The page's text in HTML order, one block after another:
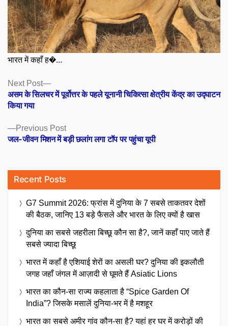
भारत में कहाँ ह�...
Posts
navigation
Previous PostPrevious
post:
जल-जीवन मिशन में बड़ी छलांग लगा टॉप पर पहुंचा यूपी
Next Post
Next
post:
असम के सिलचर में पूर्वोत्तर के पहले यूनानी चिकित्सा क्षेत्रीय केंद्र का उद्घाटन
किया गया
Recent Posts
G7 Summit 2026: फ्रांस में दुनिया के 7 सबसे ताकतवर देशों
की बैठक, जानिए 13 बड़े फैसले और भारत के लिए क्यों है खास
दुनिया का सबसे जहरीला बिच्छू कौन सा है?, जानें कहाँ पाए जाते हैं
सबसे ज्यादा बिच्छू
भारत में कहाँ है एशियाई शेरों का असली घर? दुनिया की इकलौती
जगह जहाँ जंगल में आज़ादी से घूमते हैं Asiatic Lions
भारत का कौन-सा राज्य कहलाता है “Spice Garden Of
India”? जिसके मसालें दुनिया-भर में है मशहूर
भारत का सबसे अमीर गांव कौन-सा है? यहां हर घर में करोड़ों की